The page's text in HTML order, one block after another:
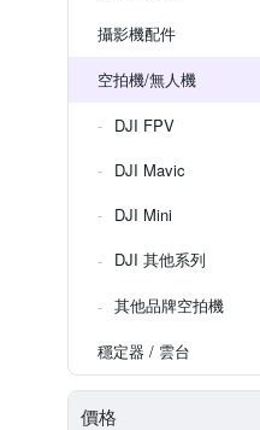
攝影機配件
空拍機/無人機
DJI FPV
DJI Mavic
DJI Mini
DJI 其他系列
其他品牌空拍機
穩定器 / 雲台
價格